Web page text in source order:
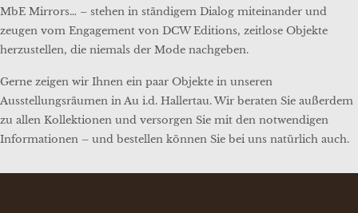
MbE Mirrors… – stehen in ständigem Dialog miteinander und
zeugen vom Engagement von DCW Editions, zeitlose Objekte
herzustellen, die niemals der Mode nachgeben.
Gerne zeigen wir Ihnen ein paar Objekte in unseren
Ausstellungsräumen in Au i.d. Hallertau. Wir beraten Sie außerdem
zu allen Kollektionen und versorgen Sie mit den notwendigen
Informationen – und bestellen können Sie bei uns natürlich auch.